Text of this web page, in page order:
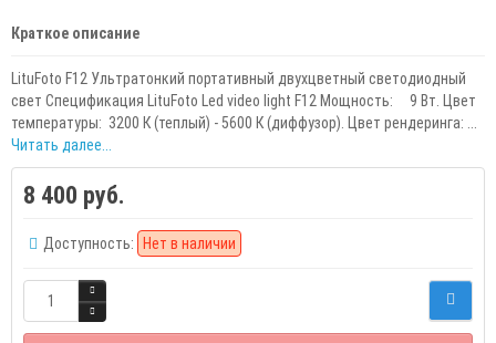
Краткое описание
LituFoto F12 Ультратонкий портативный двухцветный светодиодный
свет Спецификация LituFoto Led video light F12 Мощность: 9 Вт. Цвет
температуры: 3200 К (теплый) - 5600 К (диффузор). Цвет рендеринга: ...
Читать далее...
8 400 руб.
Доступность: Нет в наличии